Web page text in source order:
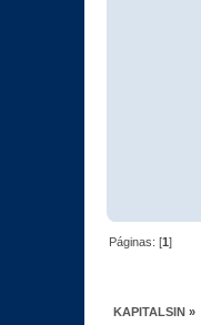
Páginas: [1]
KAPITALSIN »